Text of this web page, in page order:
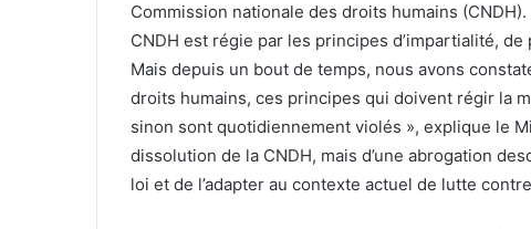
Commission nationale des droits humains
CNDH est régie par les principes d’impartialité,
Mais depuis un bout de temps, nous avons
droits humains, ces principes qui doivent régir la
sinon sont quotidiennement violés », explique le
dissolution de la CNDH, mais d’une abrogation
loi et de l’adapter au contexte actuel de lutte